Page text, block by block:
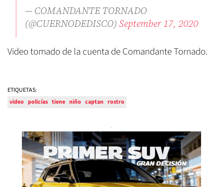
— COMANDANTE TORNADO
(@CUERNODEDISCO) September 17, 2020
Video tomado de la cuenta de Comandante Tornado.
ETIQUETAS:
video policías tiene niño captan rostro